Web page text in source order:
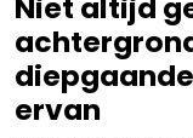
ervan